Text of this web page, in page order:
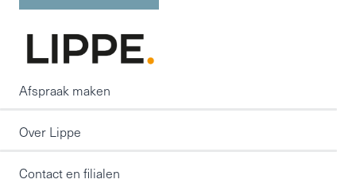
Afspraak maken
Over Lippe
Contact en filialen